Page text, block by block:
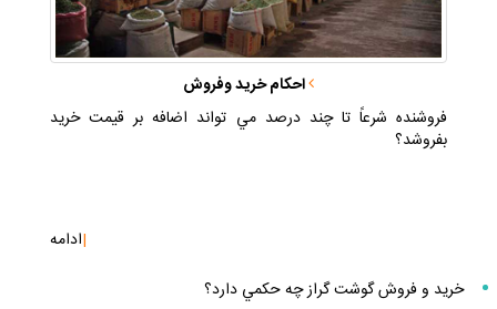
احكام خريد وفروش
فروشنده شرعاً تا چند درصد مي تواند اضافه بر قيمت خريد
بفروشد؟
|ادامه
خريد و فروش گوشت گراز چه حكمي دارد؟